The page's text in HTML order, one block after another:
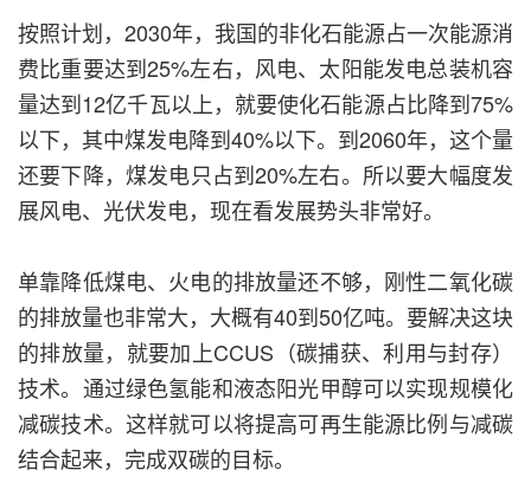
按照计划，2030年，我国的非化石能源占一次能源消
费比重要达到25%左右，风电、太阳能发电总装机容
量达到12亿千瓦以上，就要使化石能源占比降到75%
以下，其中煤发电降到40%以下。到2060年，这个量
还要下降，煤发电只占到20%左右。所以要大幅度发
展风电、光伏发电，现在看发展势头非常好。
单靠降低煤电、火电的排放量还不够，刚性二氧化碳
的排放量也非常大，大概有40到50亿吨。要解决这块
的排放量，就要加上CCUS（碳捕获、利用与封存）
技术。通过绿色氢能和液态阳光甲醇可以实现规模化
减碳技术。这样就可以将提高可再生能源比例与减碳
结合起来，完成双碳的目标。